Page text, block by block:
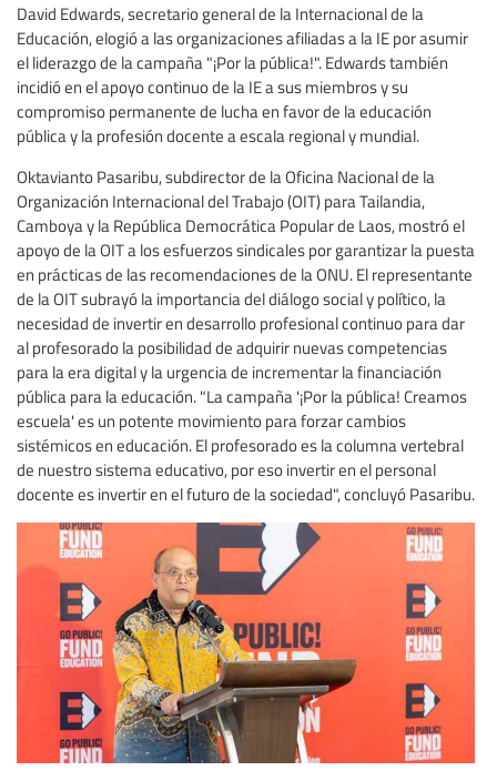
David Edwards, secretario general de la Internacional de la
Educación, elogió a las organizaciones afiliadas a la IE por asumir
el liderazgo de la campaña "¡Por la pública!". Edwards también
incidió en el apoyo continuo de la IE a sus miembros y su
compromiso permanente de lucha en favor de la educación
pública y la profesión docente a escala regional y mundial.
Oktavianto Pasaribu, subdirector de la Oficina Nacional de la
Organización Internacional del Trabajo (OIT) para Tailandia,
Camboya y la República Democrática Popular de Laos, mostró el
apoyo de la OIT a los esfuerzos sindicales por garantizar la puesta
en prácticas de las recomendaciones de la ONU. El representante
de la OIT subrayó la importancia del diálogo social y político, la
necesidad de invertir en desarrollo profesional continuo para dar
al profesorado la posibilidad de adquirir nuevas competencias
para la era digital y la urgencia de incrementar la financiación
pública para la educación. "La campaña '¡Por la pública! Creamos
escuela' es un potente movimiento para forzar cambios
sistémicos en educación. El profesorado es la columna vertebral
de nuestro sistema educativo, por eso invertir en el personal
docente es invertir en el futuro de la sociedad", concluyó Pasaribu.